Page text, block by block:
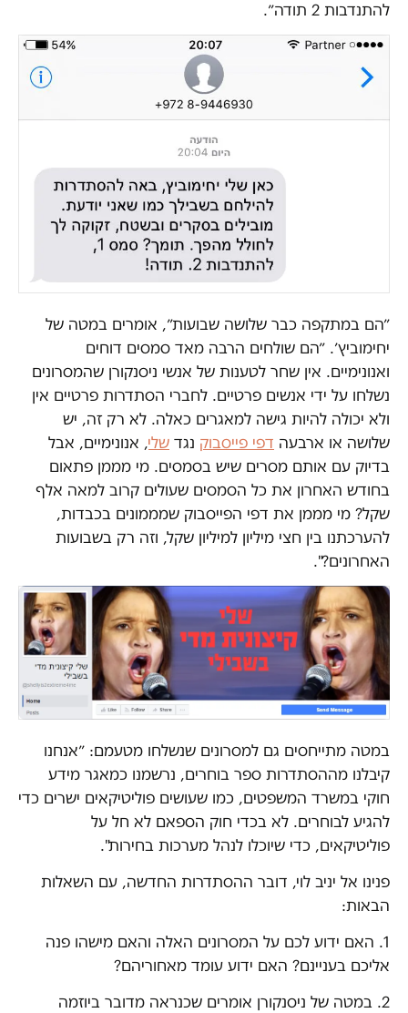
להתנדבות 2 תודה״.
״הם במתקפה כבר שלושה שבועות״, אומרים במטה של
יחימוביץ׳. ״הם שולחים הרבה מאד סמסים דוחים
ואנונימיים. אין שחר לטענות של אנשי ניסנקורן שהמסרונים
נשלחו על ידי אנשים פרטיים. לחברי הסתדרות פרטיים אין
ולא יכולה להיות גישה למאגרים כאלה. לא רק זה, יש
שלושה או ארבעה דפי פייסבוק נגד שלי, אנונימיים, אבל
בדיוק עם אותם מסרים שיש בסמסים. מי מממן פתאום
בחודש האחרון את כל הסמסים שעולים קרוב למאה אלף
שקל? מי מממן את דפי הפייסבוק שמממונים בכבדות,
להערכתנו בין חצי מיליון למיליון שקל, וזה רק בשבועות
האחרונים?".
במטה מתייחסים גם למסרונים שנשלחו מטעמם: ״אנחנו
קיבלנו מההסתדרות ספר בוחרים, נרשמנו כמאגר מידע
חוקי במשרד המשפטים, כמו שעושים פוליטיקאים ישרים כדי
להגיע לבוחרים. לא בכדי חוק הספאם לא חל על
פוליטיקאים, כדי שיוכלו לנהל מערכות בחירות".
פנינו אל יניב לוי, דובר ההסתדרות החדשה, עם השאלות
הבאות:
1. האם ידוע לכם על המסרונים האלה והאם מישהו פנה
אליכם בעניינם? האם ידוע עומד מאחוריהם?
2. במטה של ניסנקורן אומרים שכנראה מדובר ביוזמה